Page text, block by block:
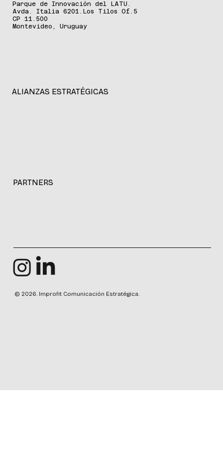
Parque de Innovación del LATU.
Avda. Italia 6201.Los Tilos Of.5
CP 11.500
Montevideo, Uruguay
ALIANZAS ESTRATÉGICAS
PARTNERS
© 2026. Improfit Comunicación Estratégica.